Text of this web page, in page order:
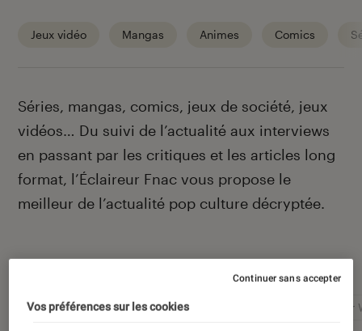
Jeux vidéo Mangas Animes Comics
Introduction
Séries, mangas, comics, jeux de société, jeux
vidéos… Du suivi de l’actualité aux interviews
en passant par les critiques et les articles long
format, l’Éclaireur Fnac vous propose le
meilleur de l’actualité pop culture décryptée.
Autour de ce sujet
Netflix Marvel Nintendo Star
Vos préférences sur les cookies
Continuer sans accepter